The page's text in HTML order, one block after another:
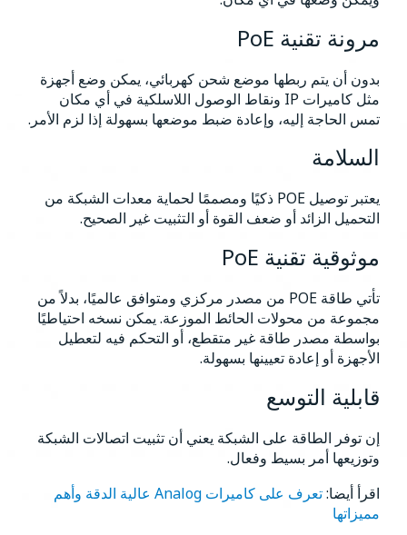
مرونة تقنية PoE
بدون أن يتم ربطها موضع شحن كهربائي، يمكن وضع أجهزة
مثل كاميرات IP ونقاط الوصول اللاسلكية في أي مكان
تمس الحاجة إليه، وإعادة ضبط موضعها بسهولة إذا لزم الأمر.
السلامة
يعتبر توصيل POE ذكيًا ومصممًا لحماية معدات الشبكة من
التحميل الزائد أو ضعف القوة أو التثبيت غير الصحيح.
موثوقية تقنية PoE
تأتي طاقة POE من مصدر مركزي ومتوافق عالميًا، بدلاً من
مجموعة من محولات الحائط الموزعة. يمكن نسخه احتياطيًا
بواسطة مصدر طاقة غير متقطع، أو التحكم فيه لتعطيل
الأجهزة أو إعادة تعيينها بسهولة.
قابلية التوسع
إن توفر الطاقة على الشبكة يعني أن تثبيت اتصالات الشبكة
وتوزيعها أمر بسيط وفعال.
اقرأ أيضا:
تعرف على كاميرات Analog عالية الدقة وأهم
مميزاتها